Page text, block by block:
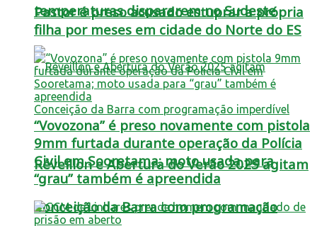
temperaturas dispararem no Sudeste
Réveillon e Abertura do Verão 2025 agitam
Conceição da Barra com programação
Pastor é preso acusado estuprar a própria
filha por meses em cidade do Norte do ES
“Vovozona” é preso novamente com pistola
9mm furtada durante operação da Polícia
Civil em Sooretama; moto usada para
“grau” também é apreendida